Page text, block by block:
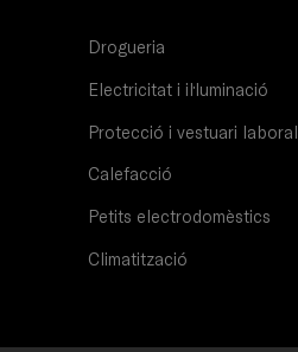
Drogueria
Electricitat i il·luminació
Protecció i vestuari laboral
Calefacció
Petits electrodomèstics
Climatització